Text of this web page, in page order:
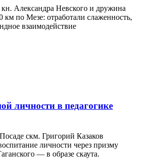
Александра Невского и дружина
по Мезе: отработали слаженность,
взаимодействие
личности в педагогике
скм. Григорий Казаков
личности через призму
— в образе скаута.